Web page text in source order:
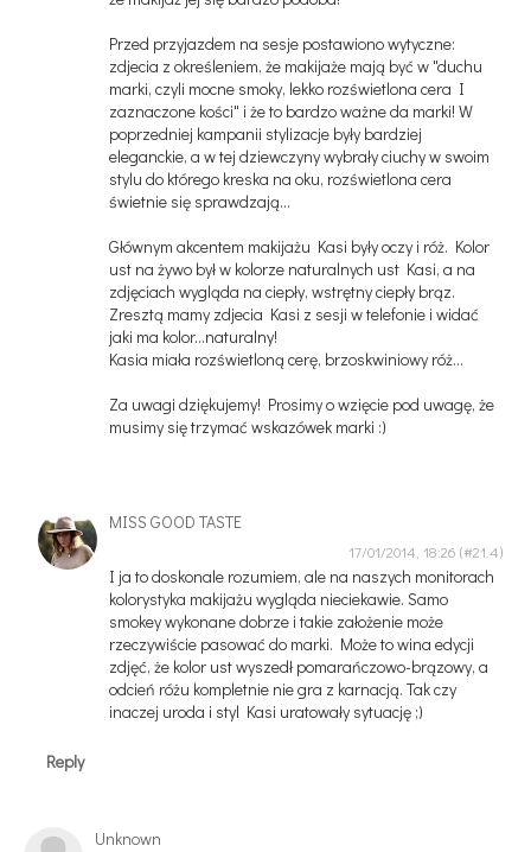
Przed przyjazdem na sesje postawiono wytyczne:
zdjecia z określeniem, że makijaże mają być w "duchu
marki, czyli mocne smoky, lekko rozświetlona cera I
zaznaczone kości" i że to bardzo ważne da marki! W
poprzedniej kampanii stylizacje były bardziej
eleganckie, a w tej dziewczyny wybrały ciuchy w swoim
stylu do którego kreska na oku, rozświetlona cera
świetnie się sprawdzają...
Głównym akcentem makijażu Kasi były oczy i róż. Kolor
ust na żywo był w kolorze naturalnych ust Kasi, a na
zdjęciach wygląda na ciepły, wstrętny ciepły brąz.
Zresztą mamy zdjecia Kasi z sesji w telefonie i widać
jaki ma kolor...naturalny!
Kasia miała rozświetloną cerę, brzoskwiniowy róż...
Za uwagi dziękujemy! Prosimy o wzięcie pod uwagę, że
musimy się trzymać wskazówek marki :)
MISS GOOD TASTE
17/01/2014, 18:26
I ja to doskonale rozumiem, ale na naszych monitorach
kolorystyka makijażu wygląda nieciekawie. Samo
smokey wykonane dobrze i takie założenie może
rzeczywiście pasować do marki. Może to wina edycji
zdjęć, że kolor ust wyszedł pomarańczowo-brązowy, a
odcień różu kompletnie nie gra z karnacją. Tak czy
inaczej uroda i styl Kasi uratowały sytuację ;)
Reply
Unknown